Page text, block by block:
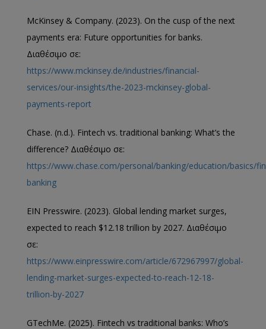
McKinsey & Company. (2023). On the cusp of the next
payments era: Future opportunities for banks.
Διαθέσιμο σε:
https://www.mckinsey.de/industries/financial-
services/our-insights/the-2023-mckinsey-global-
payments-report
Chase. (n.d.). Fintech vs. traditional banking: What’s the
difference? Διαθέσιμο σε:
https://www.chase.com/personal/banking/education/basics/
banking
EIN Presswire. (2023). Global lending market surges,
expected to reach $12.18 trillion by 2027. Διαθέσιμο
σε:
https://www.einpresswire.com/article/672967997/global-
lending-market-surges-expected-to-reach-12-18-
trillion-by-2027
GTechMe. (2025). Fintech vs traditional banks: Who’s